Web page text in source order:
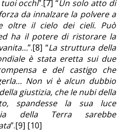
occhi”.[7] “Un solo atto di
da innalzare la polvere a
oltre il cielo dei cieli. Può
ha il potere di ristorare la
”.[8] “La struttura della
è stata eretta sui due
e del castigo che
Non vi è alcun dubbio
giustizia, che le nubi della
spandesse la sua luce
della Terra sarebbe
”.[9] [10]